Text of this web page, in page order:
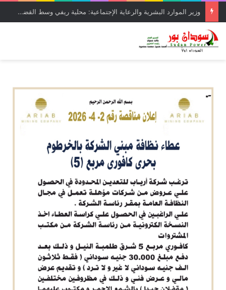
وزير الموارد البشرية والرعاية الإجتماعية: محلية ريفي وسط القضارف تستحق أكبر المشروعات لدورها في جباية الزكاة